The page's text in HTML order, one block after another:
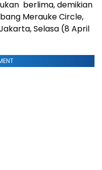
berlima, demikian
Merauke Circle,
Selasa (8 April